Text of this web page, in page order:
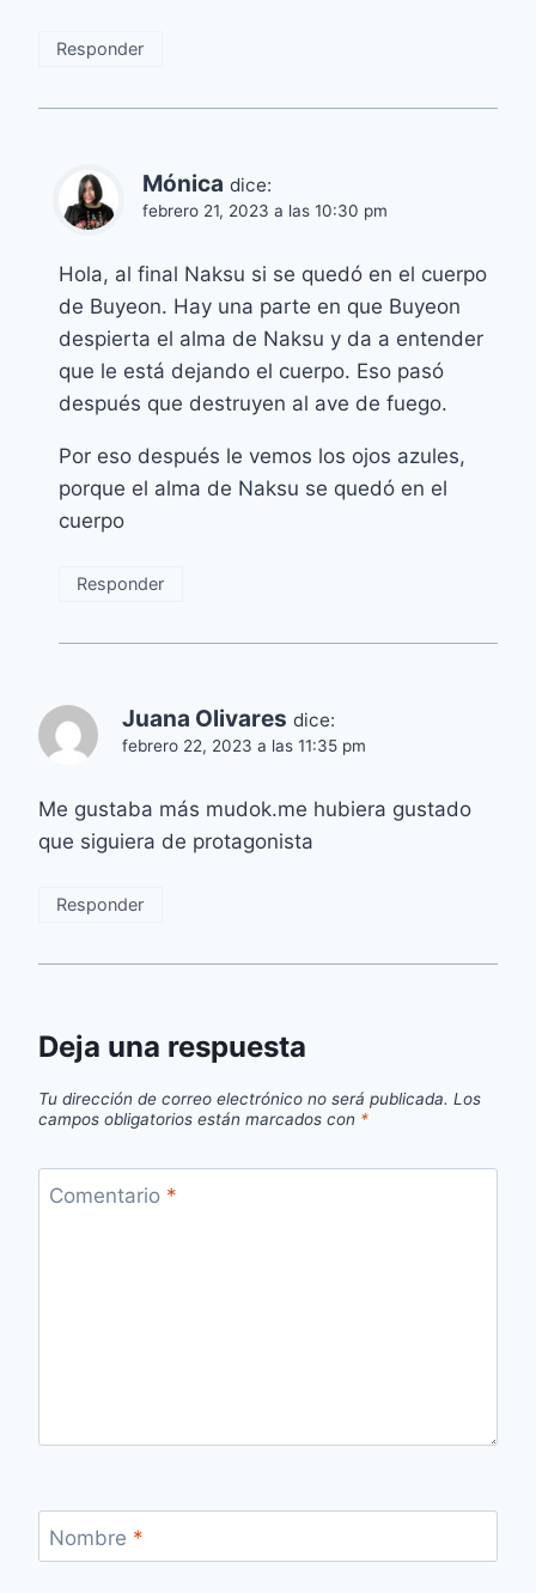
Responder
Mónica dice:
febrero 21, 2023 a las 10:30 pm
Hola, al final Naksu si se quedó en el cuerpo
de Buyeon. Hay una parte en que Buyeon
despierta el alma de Naksu y da a entender
que le está dejando el cuerpo. Eso pasó
después que destruyen al ave de fuego.
Por eso después le vemos los ojos azules,
porque el alma de Naksu se quedó en el
cuerpo
Responder
Juana Olivares dice:
febrero 22, 2023 a las 11:35 pm
Me gustaba más mudok.me hubiera gustado
que siguiera de protagonista
Responder
Deja una respuesta
Tu dirección de correo electrónico no será publicada. Los
campos obligatorios están marcados con *
Comentario *
Nombre *